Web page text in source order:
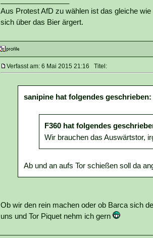
Aus Protest AfD zu wählen ist das gleiche
sich über das Bier ärgert.
Verfasst am: 6 Mai 2015 21:16 Titel:
sanipine hat folgendes geschrieben:
F360 hat folgendes
Wir brauchen das Auswärtstor,
Ab und an aufs Tor schießen soll da
Ob wir den rein machen oder ob Barca sich
uns und Tor Piquet nehm ich gern